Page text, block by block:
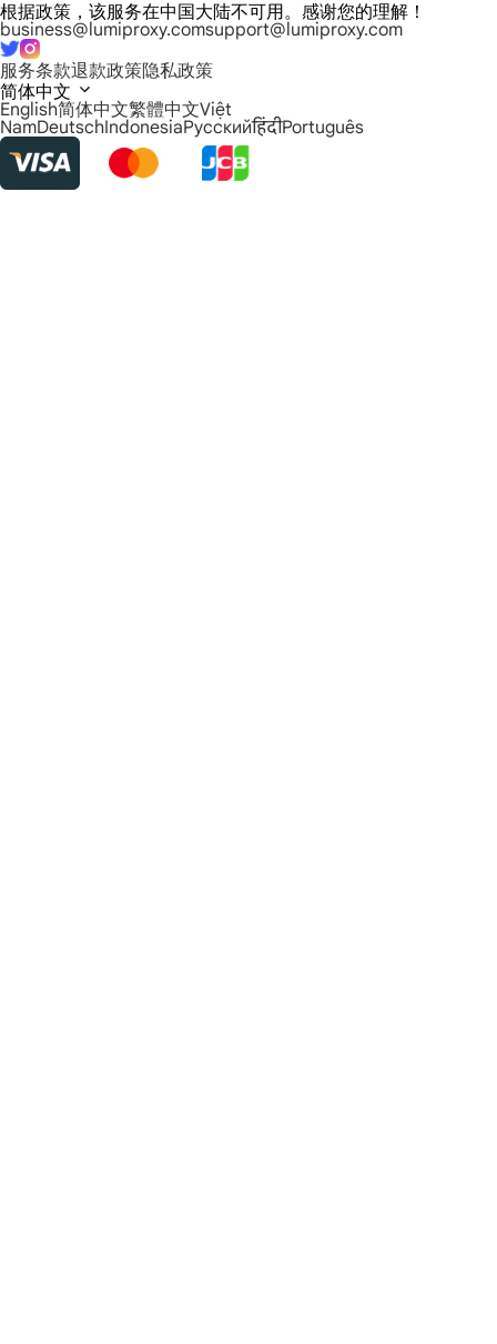
根据政策，该服务在中国大陆不可用。感谢您的理解！
business@lumiproxy.comsupport@lumiproxy.com
服务条款退款政策隐私政策
简体中文
English简体中文繁體中文Việt
NamDeutschIndonesiaРусскийहिंदीPortuguês